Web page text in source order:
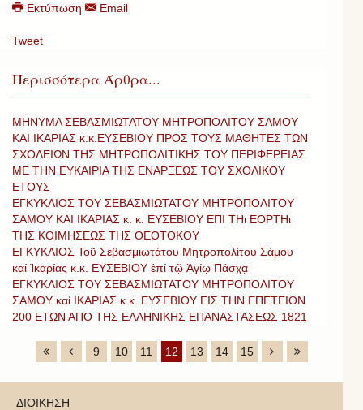
Εκτύπωση Email
Tweet
Περισσότερα Άρθρα...
ΜΗΝΥΜΑ ΣΕΒΑΣΜΙΩΤΑΤΟΥ ΜΗΤΡΟΠΟΛΙΤΟΥ ΣΑΜΟΥ
ΚΑΙ ΙΚΑΡΙΑΣ κ.κ.ΕΥΣΕΒΙΟΥ ΠΡΟΣ ΤΟΥΣ ΜΑΘΗΤΕΣ ΤΩΝ
ΣΧΟΛΕΙΩΝ ΤΗΣ ΜΗΤΡΟΠΟΛΙΤΙΚΗΣ ΤΟΥ ΠΕΡΙΦΕΡΕΙΑΣ
ΜΕ ΤΗΝ ΕΥΚΑΙΡΙΑ ΤΗΣ ΕΝΑΡΞΕΩΣ ΤΟΥ ΣΧΟΛΙΚΟΥ
ΕΤΟΥΣ
ΕΓΚΥΚΛΙΟΣ ΤΟΥ ΣΕΒΑΣΜΙΩΤΑΤΟΥ ΜΗΤΡΟΠΟΛΙΤΟΥ
ΣΑΜΟΥ ΚΑΙ ΙΚΑΡΙΑΣ κ. κ. ΕΥΣΕΒΙΟΥ ΕΠΙ ΤΗι ΕΟΡΤΗι
ΤΗΣ ΚΟΙΜΗΣΕΩΣ ΤΗΣ ΘΕΟΤΟΚΟΥ
ΕΓΚΥΚΛΙΟΣ Τοῦ Σεβασμιωτάτου Μητροπολίτου Σάμου
καί Ἰκαρίας κ.κ. ΕΥΣΕΒΙΟΥ ἐπί τῷ Ἁγίῳ Πάσχᾳ
ΕΓΚΥΚΛΙΟΣ ΤΟΥ ΣΕΒΑΣΜΙΩΤΑΤΟΥ ΜΗΤΡΟΠΟΛΙΤΟΥ
ΣΑΜΟΥ καί ΙΚΑΡΙΑΣ κ.κ. ΕΥΣΕΒΙΟΥ ΕΙΣ ΤΗΝ ΕΠΕΤΕΙΟΝ
200 ΕΤΩΝ ΑΠΟ ΤΗΣ ΕΛΛΗΝΙΚΗΣ ΕΠΑΝΑΣΤΑΣΕΩΣ 1821
9 10 11 12 13 14 15
ΔΙΟΙΚΗΣΗ